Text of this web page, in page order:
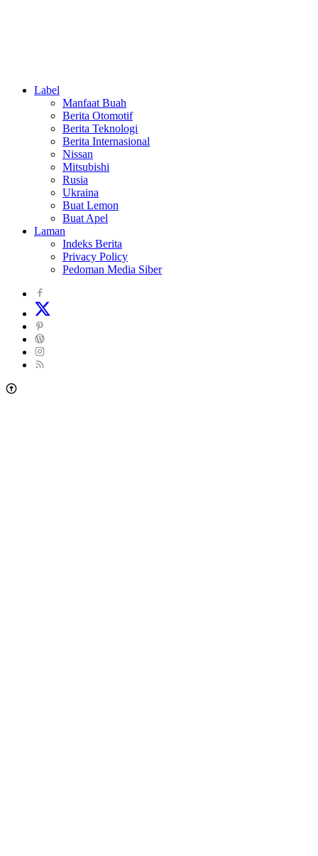
Label
Manfaat Buah
Berita Otomotif
Berita Teknologi
Berita Internasional
Nissan
Mitsubishi
Rusia
Ukraina
Buat Lemon
Buat Apel
Laman
Indeks Berita
Privacy Policy
Pedoman Media Siber